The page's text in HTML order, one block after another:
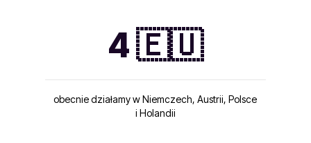
4 🇪🇺
obecnie działamy w Niemczech, Austrii, Polsce
i Holandii